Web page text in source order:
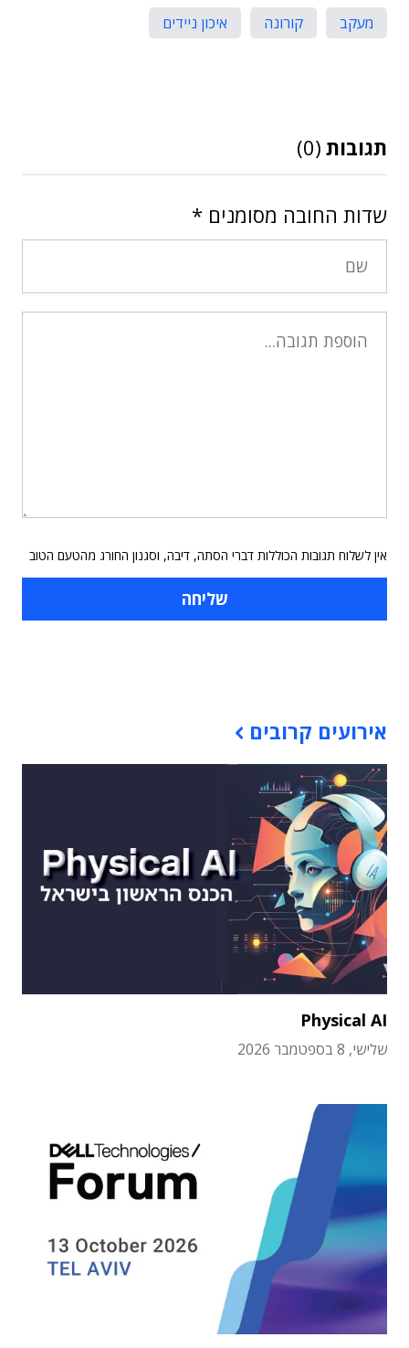
מעקב
קורונה איכון ניידים
תגובות (0)
שדות החובה מסומנים *
אין לשלוח תגובות הכוללות דברי הסתה, דיבה, וסגנון החורג מהטעם הטוב
אירועים קרובים
Physical AI
שלישי, 8 בספטמבר 2026